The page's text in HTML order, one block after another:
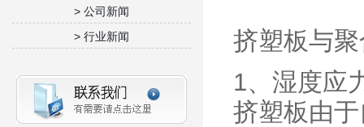
> 公司新闻
> 行业新闻
挤塑板与
1、湿度应
挤塑板由